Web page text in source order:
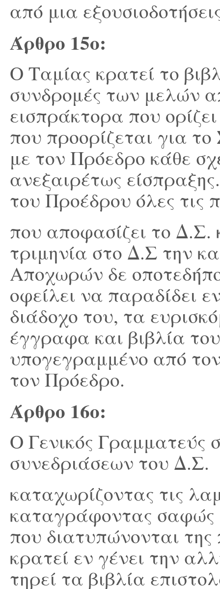
από μια
Άρθρο 15ο:
Ο Ταμίας κρατεί το
συνδρομές των μελών
εισπράκτορα που
που προορίζεται για
με τον Πρόεδρο κάθε
ανεξαιρέτως
του Προέδρου όλες τις
που αποφασίζει το
τριμηνία στο Δ.Σ την
Αποχωρών δε
οφείλει να παραδίδει
διάδοχο του, τα
έγγραφα και βιβλία
υπογεγραμμένο από
τον Πρόεδρο.
Άρθρο 16ο:
Ο Γενικός Γραμματεύς
συνεδριάσεων του Δ.Σ.
καταχωρίζοντας τις
καταγράφοντας σαφώς
που διατυπώνονται της
κρατεί εν γένει την
τηρεί τα βιβλία